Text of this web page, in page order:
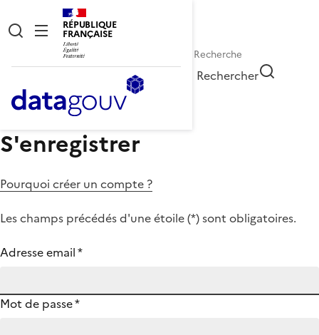
RÉPUBLIQUE
FRANÇAISE
Rechercher
S'enregistrer
Pourquoi créer un compte ?
Les champs précédés d'une étoile (*) sont obligatoires.
Adresse email*
Mot de passe*